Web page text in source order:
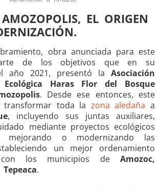
EL ORIGEN
obra anunciada para este
de los objetivos que en su
año 2021, presentó la Asociación
Haras Flor del Bosque
. Desde ese entonces, este
transformar toda la zona aledaña a
, incluyendo sus juntas auxiliares,
mediante proyectos ecológicos
o modernizando las
un mejor ordenamiento
los municipios de Amozoc,
.